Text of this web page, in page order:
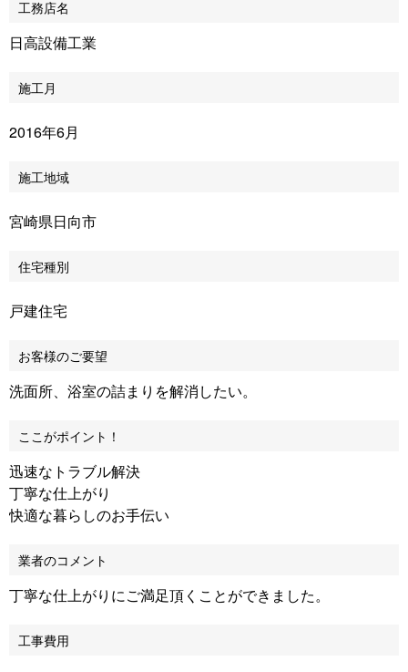
工務店名
日高設備工業
施工月
2016年6月
施工地域
宮崎県日向市
住宅種別
戸建住宅
お客様のご要望
洗面所、浴室の詰まりを解消したい。
ここがポイント！
迅速なトラブル解決
丁寧な仕上がり
快適な暮らしのお手伝い
業者のコメント
丁寧な仕上がりにご満足頂くことができました。
工事費用